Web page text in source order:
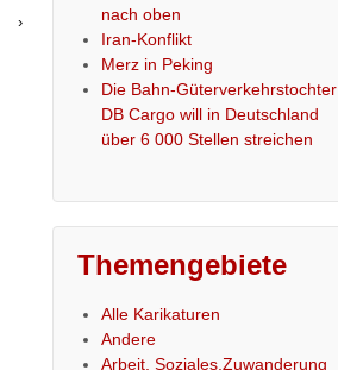
›
nach oben
Iran-Konflikt
Merz in Peking
Die Bahn-Güterverkehrstochter
DB Cargo will in Deutschland
über 6 000 Stellen streichen
Themengebiete
Alle Karikaturen
Andere
Arbeit, Soziales,Zuwanderung